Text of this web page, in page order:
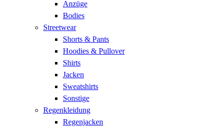
Anzüge
Bodies
Streetwear
Shorts & Pants
Hoodies & Pullover
Shirts
Jacken
Sweatshirts
Sonstige
Regenkleidung
Regenjacken